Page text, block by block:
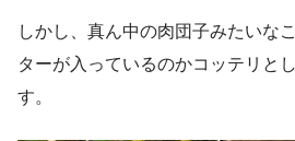
しかし、真ん中の肉団子みたいな
ターが入っているのかコッテリと
す。